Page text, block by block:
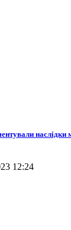
наслідки
12:24